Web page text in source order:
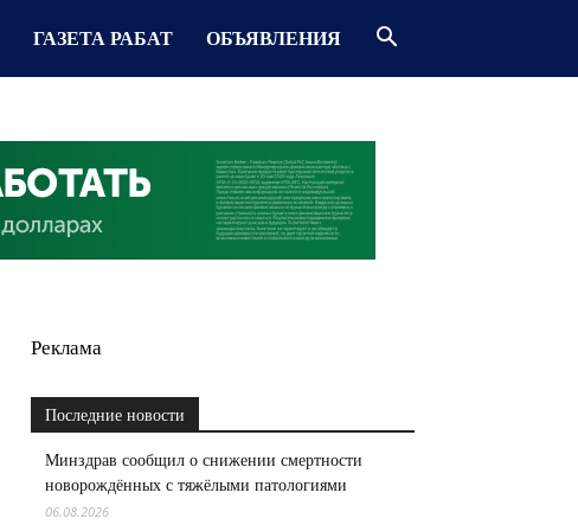
ГАЗЕТА РАБАТ ОБЪЯВЛЕНИЯ
Реклама
Последние новости
Минздрав сообщил о снижении смертности
новорождённых с тяжёлыми патологиями
06.08.2026